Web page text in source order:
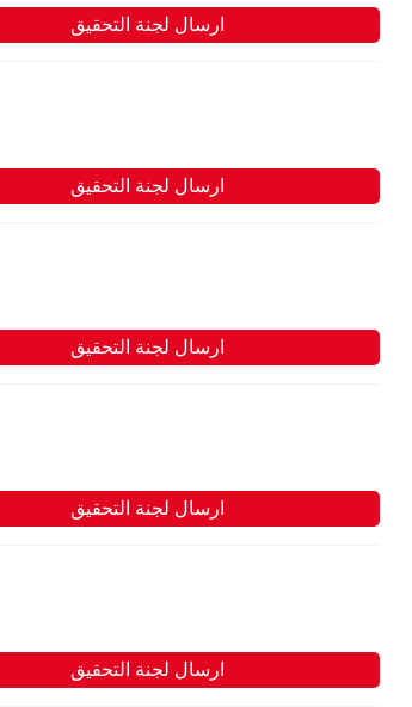
ارسال لجنة التحقيق
ارسال لجنة التحقيق
ارسال لجنة التحقيق
ارسال لجنة التحقيق
ارسال لجنة التحقيق